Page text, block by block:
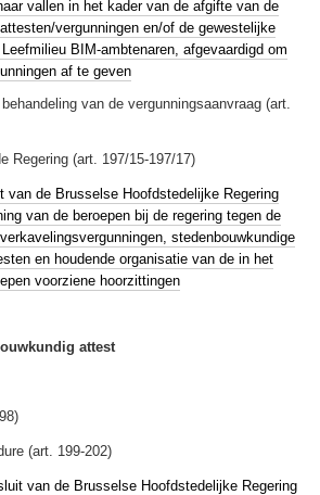
vallen in het kader van de afgifte van de
vergunningen en/of de gewestelijke
BIM-ambtenaren, afgevaardigd om
af te geven
van de vergunningsaanvraag (art.
Regering (art. 197/15-197/17)
van de Brusselse Hoofdstedelijke Regering
van de beroepen bij de regering tegen de
stedenbouwkundige
en houdende organisatie van de in het
voorziene hoorzittingen
attest
(art. 199-202)
van de Brusselse Hoofdstedelijke Regering